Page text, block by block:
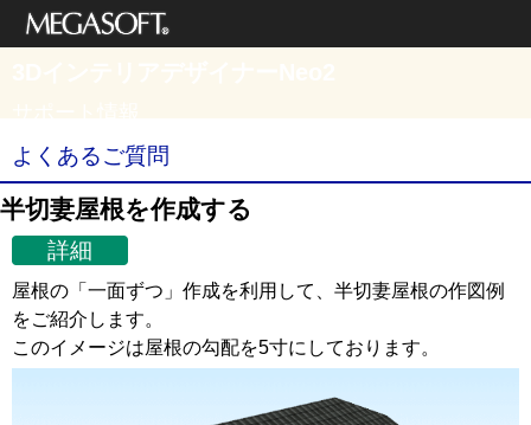
よくあるご質問
半切妻屋根を作成する
詳細
屋根の「一面ずつ」作成を利用して、半切妻屋根の作図例
をご紹介します。
このイメージは屋根の勾配を5寸にしております。